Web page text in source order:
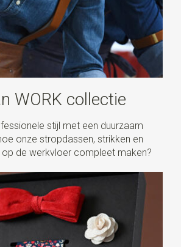
WORK collectie
stijl met een duurzaam
onze stropdassen, strikken en
de werkvloer compleet maken?